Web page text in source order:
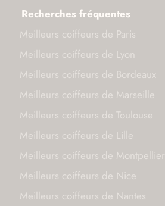
Recherches fréquentes
Meilleurs coiffeurs de Paris
Meilleurs coiffeurs de Lyon
Meilleurs coiffeurs de Bordeaux
Meilleurs coiffeurs de Marseille
Meilleurs coiffeurs de Toulouse
Meilleurs coiffeurs de Lille
Meilleurs coiffeurs de Montpellier
Meilleurs coiffeurs de Nice
Meilleurs coiffeurs de Nantes